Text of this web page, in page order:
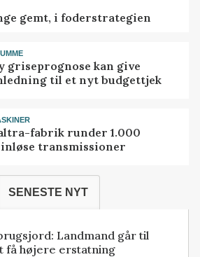
gemt, i foderstrategien
griseprognose kan give
til et nyt budgettjek
fabrik runder 1.000
transmissioner
SENESTE NYT
Landmand går til
få højere erstatning